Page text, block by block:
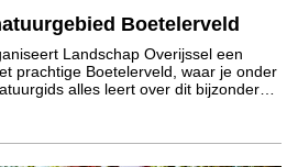
Boetelerveld
Landschap Overijssel een
prachtige Boetelerveld, waar je onder
alles leert over dit bijzondere